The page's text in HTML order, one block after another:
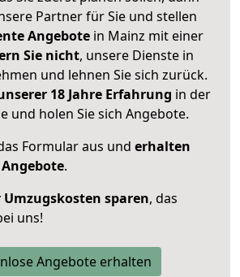
Partner für Sie und stellen
Angebote in Mainz mit einer
Sie nicht, unsere Dienste in
und lehnen Sie sich zurück.
18 Jahre Erfahrung in der
und holen Sie sich Angebote.
Formular aus und erhalten
.
Umzugskosten sparen, das
uns!
Angebote erhalten